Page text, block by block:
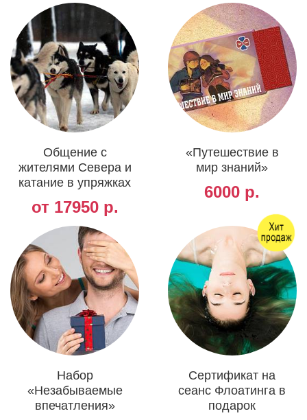
Общение с
жителями Севера и
катание в упряжках
от 17950 р.
«Путешествие в
мир знаний»
6000 р.
Набор
«Незабываемые
впечатления»
Сертификат на
сеанс Флоатинга в
подарок